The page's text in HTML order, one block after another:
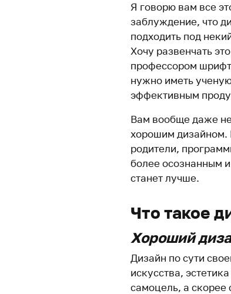
Я говорю вам все
заблуждение, что
подходить под
Хочу развенчать
профессором
нужно иметь
эффективным
Вам вообще даже
хорошим
родители,
более осознанным
станет лучше.
Что такое
Хороший
Дизайн по сути
искусства,
самоцель, а скорее